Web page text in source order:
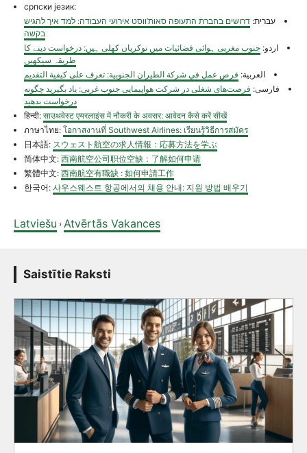
српски језик:
עברית: דרושים בחברת התעופה סאות’ווסט אירועי העבודה: למד איך להגיש
בקשה
اردو: جنوب مغربی ہوائی فضائیات میں نوکریاں کھلی ہیں: درخواست دینے کا
طریقہ سیکھیں
العربية: فرص عمل في شركة الطيران الجنوبية: تعرف على كيفية التقديم
فارسی: فرصت‌های شغلی در شرکت هواپیمایی جنوب غربی: یاد بگیرید چگونه
درخواست بدهید
हिन्दी: साउथवेस्ट एयरलाइंस में नौकरी के अवसर: आवेदन कैसे करें सीखें
ภาษาไทย: โอกาสงานที่ Southwest Airlines: เรียนรู้วิธีการสมัคร
日本語: スウェスト航空の求人情報：応募方法を学ぶ
简体中文: 西南航空公司职位空缺：了解如何申请
繁體中文: 西南航空有職缺 : 如何申請工作
한국어: 사우스웨스트 항공에서의 채용 안내: 지원 방법 배우기
Latviešu › Atvērtās Vakances
Saistītie Raksti